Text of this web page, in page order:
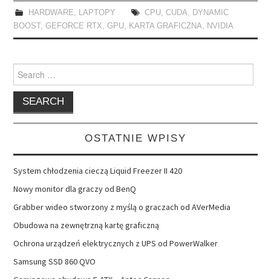
HARDWARE, LAPTOPY CPU, CUDA, DYNAMIC
BOOST ,GEFORCE RTX,GPU, KARTA GRAFICZNA, NVIDIA
Search
for:
OSTATNIE WPISY
System chłodzenia cieczą Liquid Freezer II 420
Nowy monitor dla graczy od BenQ
Grabber wideo stworzony z myślą o graczach od AVerMedia
Obudowa na zewnętrzną kartę graficzną
Ochrona urządzeń elektrycznych z UPS od PowerWalker
Samsung SSD 860 QVO